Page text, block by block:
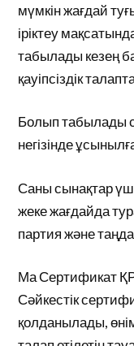
мүмкін жағдай
іріктеу
табылады кезең
қауіпсіздік
Болып табылады
негізінде
Саны сынақтар
жеке жағдайда
партия және
Ма Сертификат ҚР
Сәйкестік
қолданылады,